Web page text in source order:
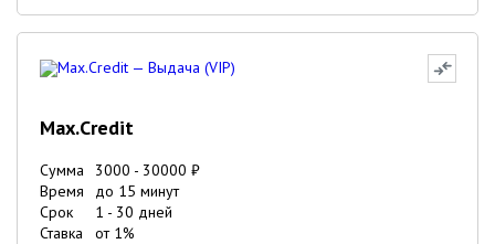
Max.Credit
Сумма 3000 - 30000 ₽
Время
до 15 минут
Срок
1 - 30 дней
Ставка
от 1%